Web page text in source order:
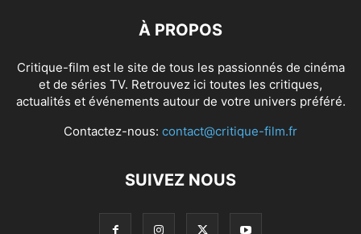
À PROPOS
Critique-film est le site de tous les passionnés de cinéma
et de séries TV. Retrouvez ici toutes les critiques,
actualités et événements autour de votre univers préféré.
Contactez-nous: contact@critique-film.fr
SUIVEZ NOUS